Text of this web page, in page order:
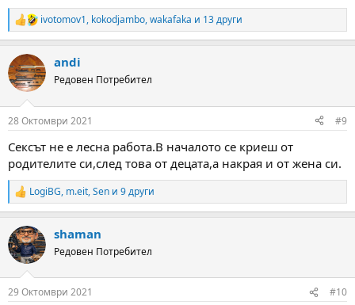
R
e
c
t
i
s
ivotomov1, kokodjambo,wakafaka и 13 други
andi
Редовен Потребител
28 Октомври 2021 #9
Сексът не е лесна работа.В началото се криеш от
родителите си,след това от децата,а накрая и от жена си.
R
e
c
t
i
s
LogiBG, m.eit,Sen и 9 други
shaman
Редовен Потребител
29 Октомври 2021 #10